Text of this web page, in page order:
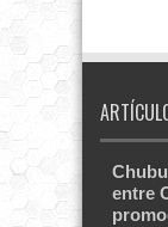
entre